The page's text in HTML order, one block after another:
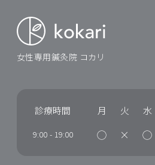
女性専用鍼灸院 コカリ
診療時間 月 火 水
9:00 - 19:00 ◯ × ◯